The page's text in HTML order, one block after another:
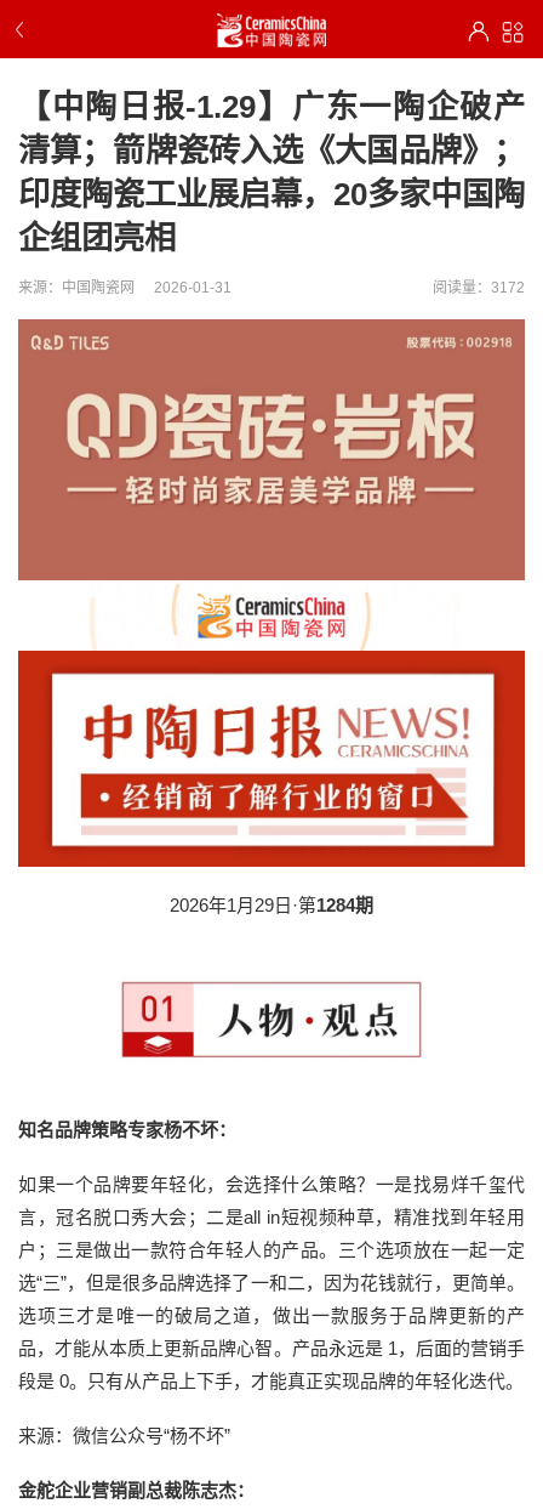
【中陶日报-1.29】广东一陶企破产
清算；箭牌瓷砖入选《大国品牌》；
印度陶瓷工业展启幕，20多家中国陶
企组团亮相
来源：中国陶瓷网 2026-01-31 阅读量：3172
2026年1月29日·第1284期
知名品牌策略专家杨不坏：
如果一个品牌要年轻化，会选择什么策略？一是找易烊千玺代
言，冠名脱口秀大会；二是all in短视频种草，精准找到年轻用
户；三是做出一款符合年轻人的产品。三个选项放在一起一定
选“三”，但是很多品牌选择了一和二，因为花钱就行，更简单。
选项三才是唯一的破局之道，做出一款服务于品牌更新的产
品，才能从本质上更新品牌心智。产品永远是 1，后面的营销手
段是 0。只有从产品上下手，才能真正实现品牌的年轻化迭代。
来源：微信公众号“杨不坏”
金舵企业营销副总裁陈志杰：